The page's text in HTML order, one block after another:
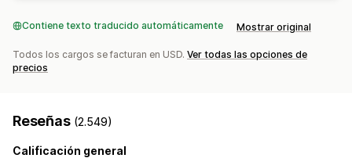
Envío masivo
Envío personalizado Preparación general
Contiene texto traducido automáticamente Mostrar original
Todos los cargos se facturan en USD. Ver todas las opciones de
precios
Reseñas (2.549)
Calificación general